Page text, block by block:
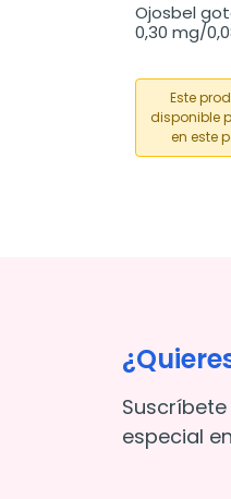
Ojosbel
0,30 mg/
Este
disponible
en este
especial